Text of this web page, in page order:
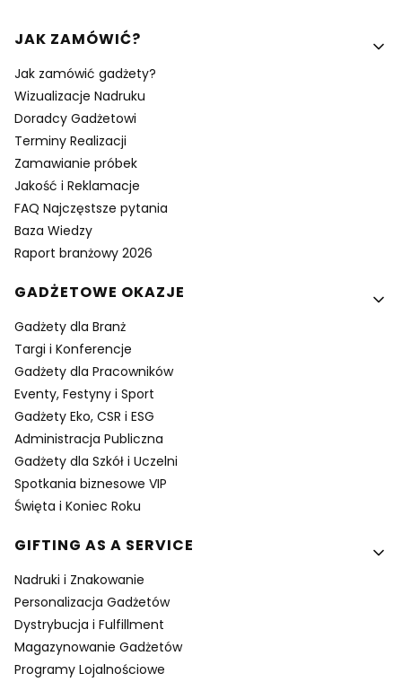
Linki w stopce
JAK ZAMÓWIĆ?
Jak zamówić gadżety?
Wizualizacje Nadruku
Doradcy Gadżetowi
Terminy Realizacji
Zamawianie próbek
Jakość i Reklamacje
FAQ Najczęstsze pytania
Baza Wiedzy
Raport branżowy 2026
GADŻETOWE OKAZJE
Gadżety dla Branż
Targi i Konferencje
Gadżety dla Pracowników
Eventy, Festyny i Sport
Gadżety Eko, CSR i ESG
Administracja Publiczna
Gadżety dla Szkół i Uczelni
Spotkania biznesowe VIP
Święta i Koniec Roku
GIFTING AS A SERVICE
Nadruki i Znakowanie
Personalizacja Gadżetów
Dystrybucja i Fulfillment
Magazynowanie Gadżetów
Programy Lojalnościowe